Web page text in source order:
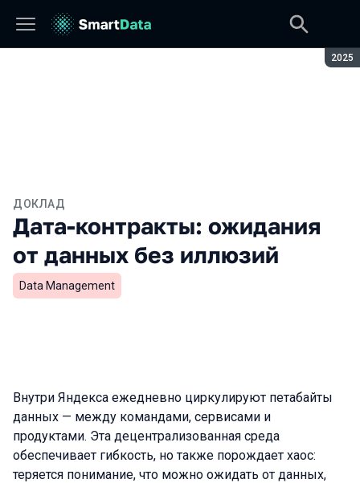
2025
ДОКЛАД
Дата-контракты: ожидания
от данных без иллюзий
Data Management
Внутри Яндекса ежедневно циркулируют петабайты
данных — между командами, сервисами и
продуктами. Эта децентрализованная среда
обеспечивает гибкость, но также порождает хаос:
теряется понимание, что можно ожидать от данных,